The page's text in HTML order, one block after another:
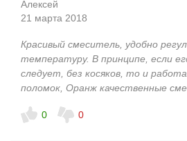
Алексей
21 марта 2018
Красивый смеситель, удобно
температуру. В принципе, если
следует, без косяков, то и
поломок, Оранж качественные
0 0